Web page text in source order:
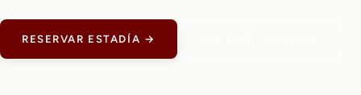
RESERVAR ESTADÍA →